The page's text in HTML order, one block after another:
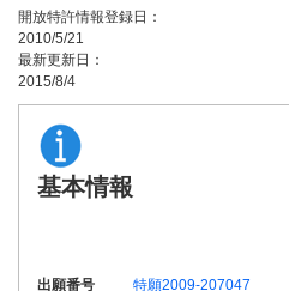
開放特許情報登録日：
2010/5/21
最新更新日：
2015/8/4
基本情報
出願番号
特願2009-207047